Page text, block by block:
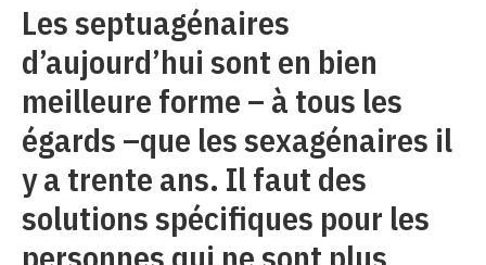
Les septuagénaires
d’aujourd’hui sont en bien
meilleure forme – à tous les
égards –que les sexagénaires il
y a trente ans. Il faut des
solutions spécifiques pour les